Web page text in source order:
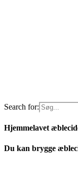
Search for:
Hjemmelavet
Du kan brygge